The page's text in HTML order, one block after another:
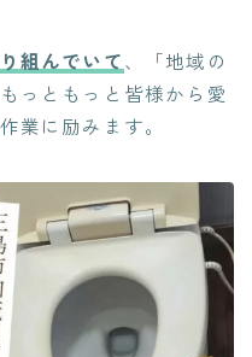
組んでいて、「地域の
っともっと皆様から愛
業に励みます。